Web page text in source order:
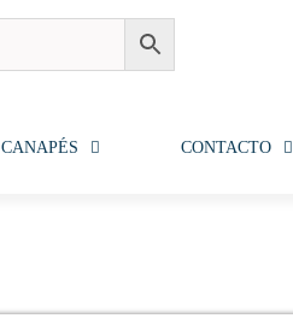
CANAPÉS CONTACTO